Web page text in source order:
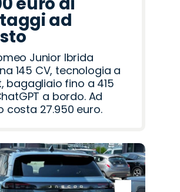
ad
Junior Ibrida
145 CV, tecnologia a
bagagliaio fino a 415
a bordo. Ad
costa 27.950 euro.